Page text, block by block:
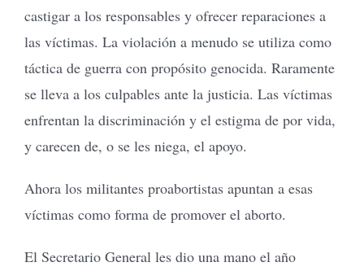
castigar a los responsables y ofrecer reparaciones a
las víctimas. La violación a menudo se utiliza como
táctica de guerra con propósito genocida. Raramente
se lleva a los culpables ante la justicia. Las víctimas
enfrentan la discriminación y el estigma de por vida,
y carecen de, o se les niega, el apoyo.
Ahora los militantes proabortistas apuntan a esas
víctimas como forma de promover el aborto.
El Secretario General les dio una mano el año